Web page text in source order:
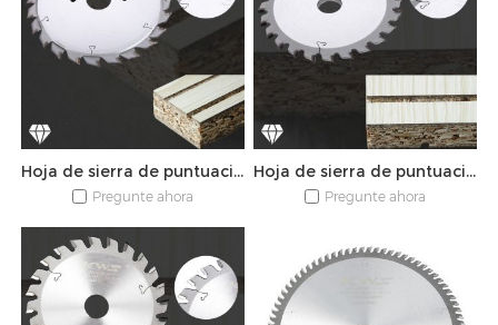
Hoja de sierra de puntuación ajustable PCD
Pregunte ahora
Hoja de sierra de puntuación cónica PCD
Pregunte ahora